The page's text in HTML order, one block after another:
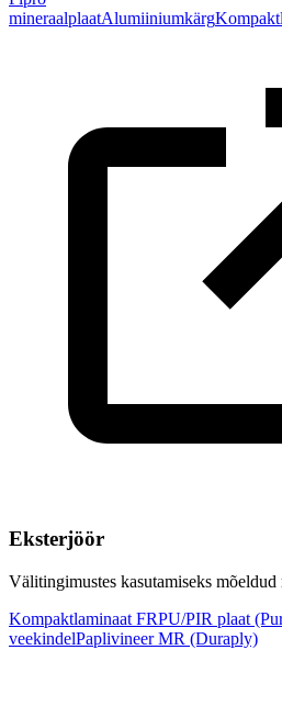
mineraalplaatAlumiiniumkärg
Eksterjöör
Välitingimustes kasutamiseks mõeldud
Kompaktlaminaat FRPU/PIR plaat
veekindelPaplivineer MR (Duraply)